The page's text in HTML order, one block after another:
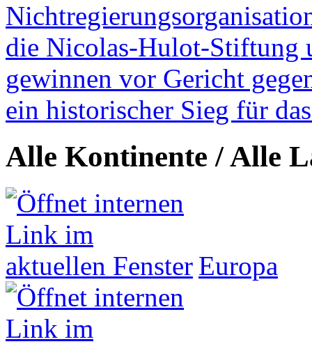
die Nicolas-Hulot-Stiftung
gewinnen vor Gericht
ein historischer Sieg für
Alle Kontinente / Alle
Europa